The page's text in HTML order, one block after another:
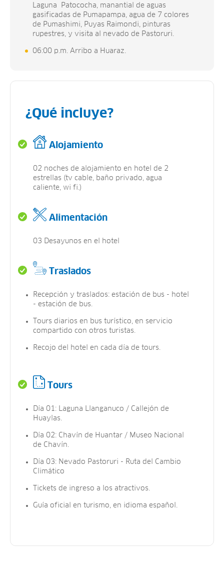
Laguna Patococha, manantial de aguas
gasificadas de Pumapampa, agua de 7 colores
de Pumashimi, Puyas Raimondi, pinturas
rupestres, y visita al nevado de Pastoruri.
06:00 p.m. Arribo a Huaraz.
¿Qué incluye?
Alojamiento
02 noches de alojamiento en hotel de 2
estrellas (tv cable, baño privado, agua
caliente, wi fi.)
Alimentación
03 Desayunos en el hotel
Traslados
Recepción y traslados: estación de bus - hotel
- estación de bus.
Tours diarios en bus turístico, en servicio
compartido con otros turistas.
Recojo del hotel en cada día de tours.
Tours
Día 01: Laguna Llanganuco / Callejón de
Huaylas.
Día 02: Chavín de Huantar / Museo Nacional
de Chavín.
Día 03: Nevado Pastoruri - Ruta del Cambio
Climático
Tickets de ingreso a los atractivos.
Guía oficial en turismo, en idioma español.